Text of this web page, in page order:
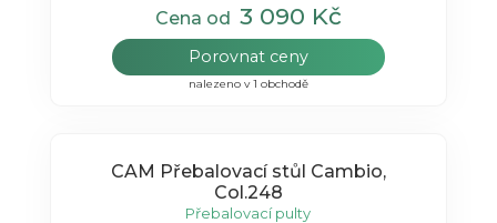
Cena od 3 090 Kč
Porovnat ceny
nalezeno v 1 obchodě
CAM Přebalovací stůl Cambio,
Col.248
Přebalovací pulty